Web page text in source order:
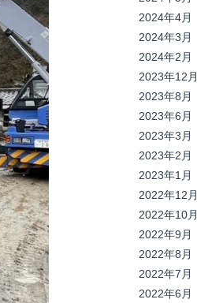
2024年4月
2024年3月
2024年2月
2023年12月
2023年8月
2023年6月
2023年3月
2023年2月
2023年1月
2022年12月
2022年10月
2022年9月
2022年8月
2022年7月
2022年6月